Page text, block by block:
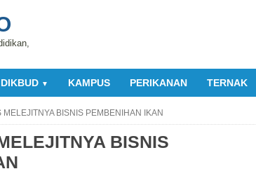
DIKBUD ▼ KAMPUS PERIKANAN TERNAK
BISNIS PEMBENIHAN IKAN
BISNIS